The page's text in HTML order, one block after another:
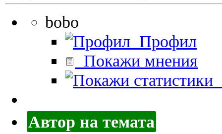
bobo
Профил
Покажи мнения
Автор на темата